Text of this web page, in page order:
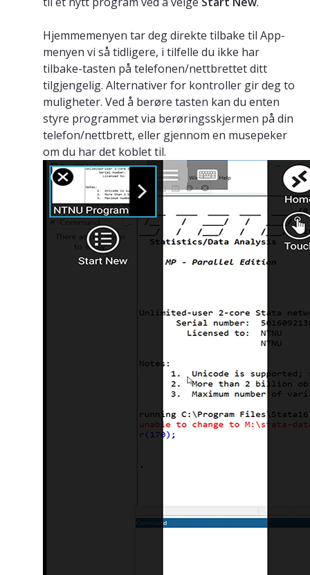
Hjemmemenyen tar deg direkte tilbake til App-
menyen vi så tidligere, i tilfelle du ikke har
tilbake-tasten på telefonen/nettbrettet ditt
tilgjengelig. Alternativer for kontroller gir deg to
muligheter. Ved å berøre tasten kan du enten
styre programmet via berøringsskjermen på din
telefon/nettbrett, eller gjennom en musepeker
om du har det koblet til.